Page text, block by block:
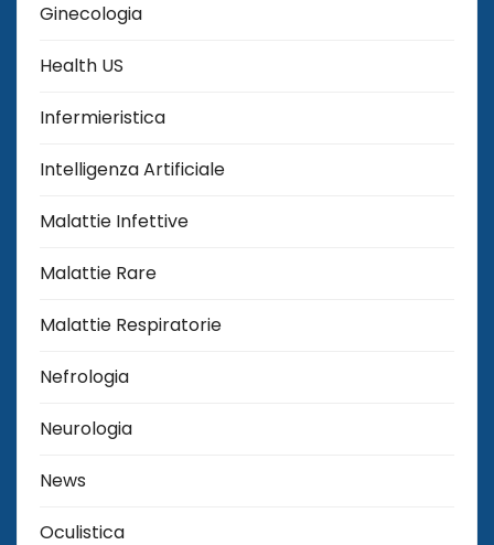
Ginecologia
Health US
Infermieristica
Intelligenza Artificiale
Malattie Infettive
Malattie Rare
Malattie Respiratorie
Nefrologia
Neurologia
News
Oculistica